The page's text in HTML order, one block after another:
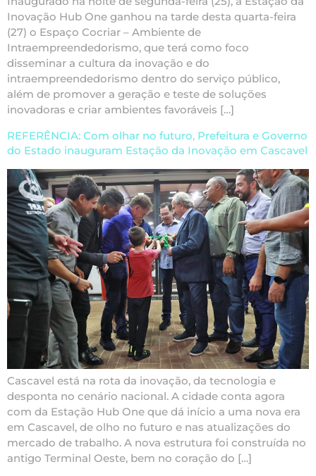
Inovação Hub One ganhou na tarde desta quarta-feira
(27) o Espaço Cocriar – Ambiente de
Intraempreendedorismo, que terá como foco
disseminar a cultura da inovação e do
intraempreendedorismo dentro do serviço público,
além de promover a geração e teste de soluções
inovadoras e criar ambientes favoráveis […]
REFERÊNCIA: Com olhar no futuro, Prefeitura e Governo
do Estado inauguram Estação da Inovação em Cascavel
Cascavel está na rota da inovação, da tecnologia e
desponta no cenário nacional. A cidade conta agora
com da Estação Hub One que dá início a uma nova era
em Cascavel, de olho no futuro e nas atualizações do
mercado de trabalho. A nova estrutura foi construída no
antigo Terminal Oeste, bem no coração do […]